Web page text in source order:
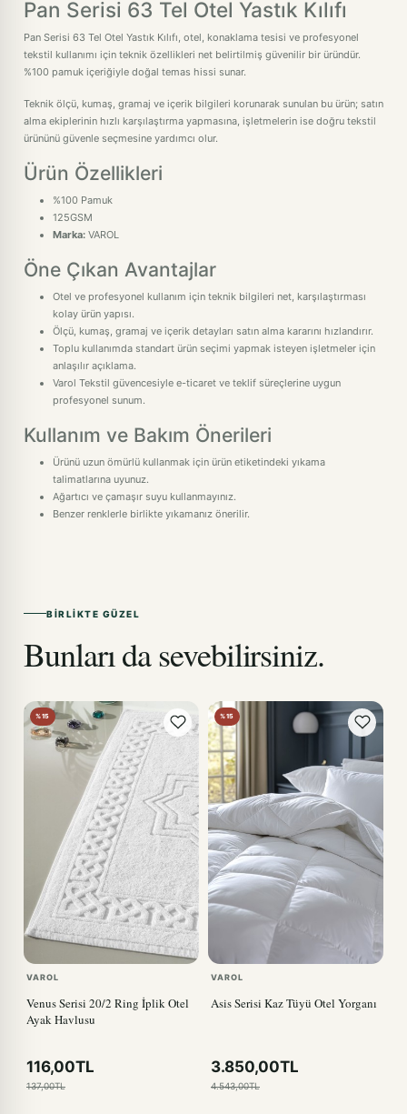
Pan Serisi 63 Tel Otel Yastık Kılıfı
Pan Serisi 63 Tel Otel Yastık Kılıfı, otel, konaklama tesisi ve profesyonel
tekstil kullanımı için teknik özellikleri net belirtilmiş güvenilir bir üründür.
%100 pamuk içeriğiyle doğal temas hissi sunar.
Teknik ölçü, kumaş, gramaj ve içerik bilgileri korunarak sunulan bu ürün; satın
alma ekiplerinin hızlı karşılaştırma yapmasına, işletmelerin ise doğru tekstil
ürününü güvenle seçmesine yardımcı olur.
Ürün Özellikleri
%100 Pamuk
125GSM
Marka: VAROL
Öne Çıkan Avantajlar
Otel ve profesyonel kullanım için teknik bilgileri net, karşılaştırması
kolay ürün yapısı.
Ölçü, kumaş, gramaj ve içerik detayları satın alma kararını hızlandırır.
Toplu kullanımda standart ürün seçimi yapmak isteyen işletmeler için
anlaşılır açıklama.
Varol Tekstil güvencesiyle e-ticaret ve teklif süreçlerine uygun
profesyonel sunum.
Kullanım ve Bakım Önerileri
Ürünü uzun ömürlü kullanmak için ürün etiketindeki yıkama
talimatlarına uyunuz.
Ağartıcı ve çamaşır suyu kullanmayınız.
Benzer renklerle birlikte yıkamanız önerilir.
BIRLIKTE GÜZEL
Bunları da sevebilirsiniz.
%15
VAROL
Venus Serisi 20/2 Ring İplik Otel
Ayak Havlusu
116,00TL
137,00TL
%15
VAROL
Asis Serisi Kaz Tüyü Otel Yorganı
3.850,00TL
4.543,00TL